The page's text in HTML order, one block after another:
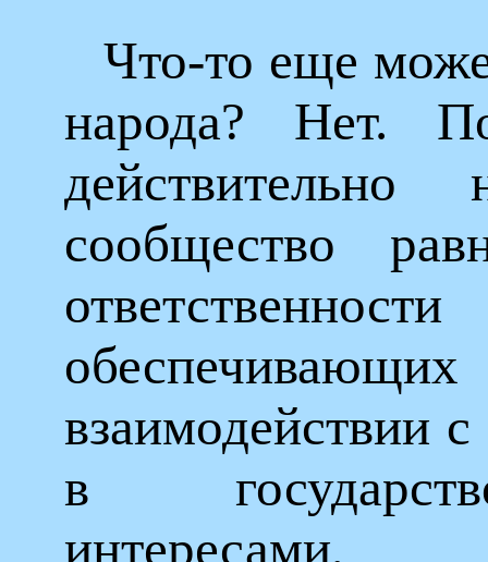
Что-то еще
народа? Нет.
сообщество
обеспечивающих
взаимодействии
в